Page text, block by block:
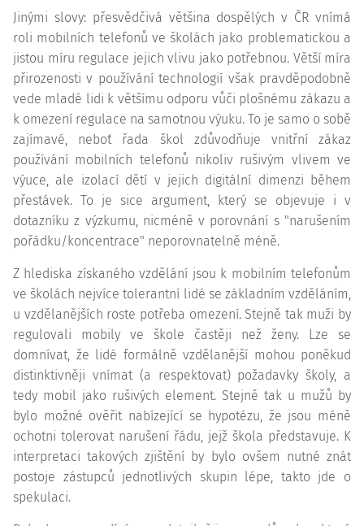
Jinými slovy: přesvědčivá většina dospělých v ČR vnímá
roli mobilních telefonů ve školách jako problematickou a
jistou míru regulace jejich vlivu jako potřebnou. Větší míra
přirozenosti v používání technologií však pravděpodobně
vede mladé lidi k většímu odporu vůči plošnému zákazu a
k omezení regulace na samotnou výuku. To je samo o sobě
zajímavé, neboť řada škol zdůvodňuje vnitřní zákaz
používání mobilních telefonů nikoliv rušivým vlivem ve
výuce, ale izolací dětí v jejich digitální dimenzi během
přestávek. To je sice argument, který se objevuje i v
dotazníku z výzkumu, nicméně v porovnání s "narušením
pořádku/koncentrace" neporovnatelně méně.
Z hlediska získaného vzdělání jsou k mobilním telefonům
ve školách nejvíce tolerantní lidé se základním vzděláním,
u vzdělanějších roste potřeba omezení. Stejně tak muži by
regulovali mobily ve škole častěji než ženy. Lze se
domnívat, že lidé formálně vzdělanější mohou poněkud
distinktivněji vnímat (a respektovat) požadavky školy, a
tedy mobil jako rušivých element. Stejně tak u mužů by
bylo možné ověřit nabízející se hypotézu, že jsou méně
ochotni tolerovat narušení řádu, jejž škola představuje. K
interpretaci takových zjištění by bylo ovšem nutné znát
postoje zástupců jednotlivých skupin lépe, takto jde o
spekulaci.